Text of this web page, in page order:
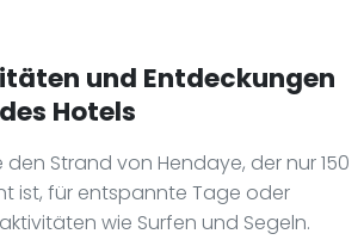
und Entdeckungen
Hotels
den Strand von Hendaye, der nur 150
ist, für entspannte Tage oder
wie Surfen und Segeln.